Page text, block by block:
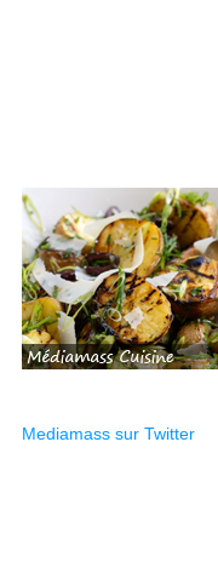
Mediamass sur Twitter